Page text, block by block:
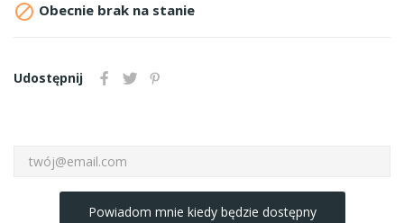
 Obecnie brak na stanie
Udostępnij
Powiadom mnie kiedy będzie dostępny